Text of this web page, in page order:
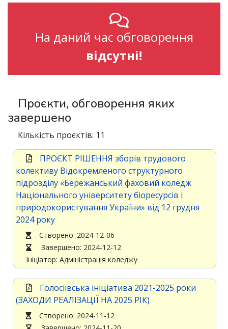
На даний час обговорення
відсутні!
Проєкти, обговорення яких
завершено
Кількість проєктів: 11
ПРОЄКТ РІШЕННЯ зборів трудового
колективу Відокремленого структурного
підрозділу «Бережанський фаховий коледж
Національного університету біоресурсів і
природокористування України» від 12 грудня
2024 року
Cтворено: 2024-12-06
Завершено: 2024-12-12
Ініціатор: Адміністрація коледжу
Голосіївська ініціатива 2021-2025 роки
(ЗАХОДИ РЕАЛІЗАЦІЇ НА 2025 РІК)
Cтворено: 2024-11-12